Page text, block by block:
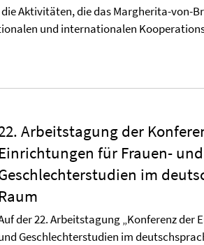
Aktivitäten, die das Margherita-von-
und internationalen
Arbeitstagung der
Einrichtungen für Frauen- und
im
Raum
der 22. Arbeitstagung „Konferenz der
Geschlechterstudien im